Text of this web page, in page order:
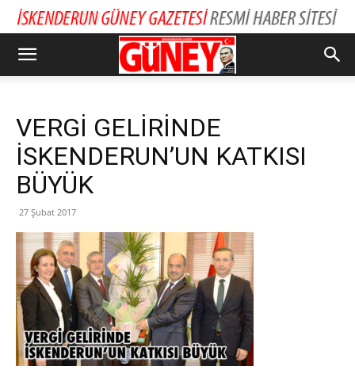
VERGİ GELİRİNDE
İSKENDERUN’UN KATKISI
BÜYÜK
27 Şubat 2017